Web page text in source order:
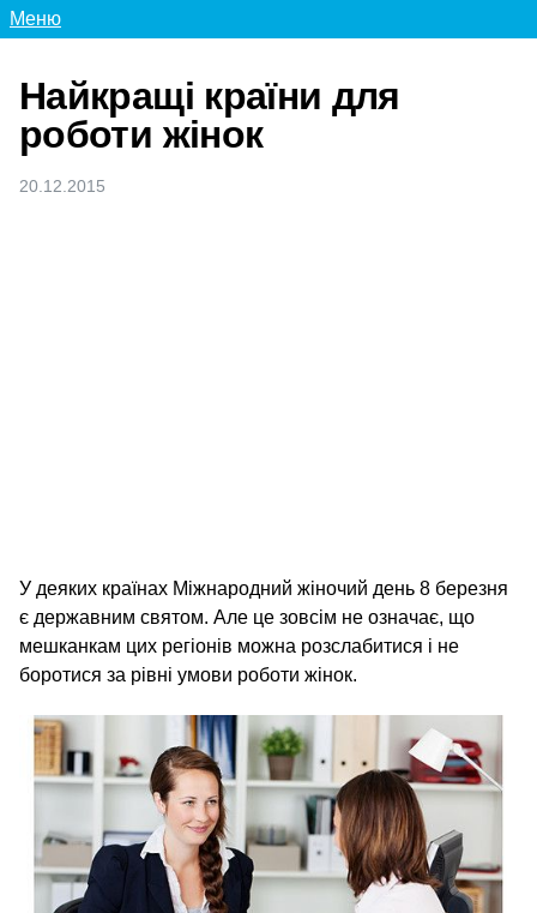
Меню
Найкращі країни для
роботи жінок
20.12.2015
У деяких країнах Міжнародний жіночий день 8 березня
є державним святом. Але це зовсім не означає, що
мешканкам цих регіонів можна розслабитися і не
боротися за рівні умови роботи жінок.